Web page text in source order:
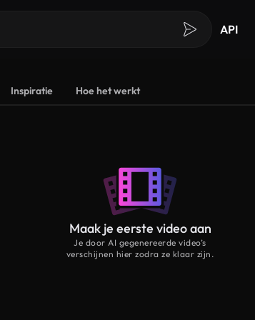
API
Inspiratie Hoe het werkt
Maak je eerste video aan
Je door AI gegenereerde video’s
verschijnen hier zodra ze klaar zijn.